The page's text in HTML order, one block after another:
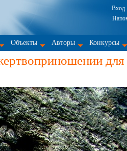
Вход
Объекты Авторы Конкурсы
для